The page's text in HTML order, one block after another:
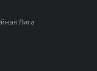
Лига